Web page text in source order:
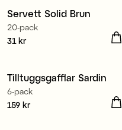
Servett Solid Brun
20-pack
Pris:
31 kr
Tilltuggsgafflar Sardin
6-pack
Pris :159 kr
159 kr